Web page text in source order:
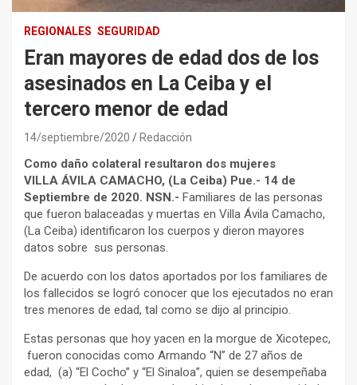
REGIONALES SEGURIDAD
Eran mayores de edad dos de los
asesinados en La Ceiba y el
tercero menor de edad
14/septiembre/2020 Redacción
Como daño colateral resultaron dos mujeres
VILLA ÁVILA CAMACHO, (La Ceiba) Pue.- 14 de
Septiembre de 2020. NSN.- Familiares de las personas
que fueron balaceadas y muertas en Villa Ávila Camacho,
(La Ceiba) identificaron los cuerpos y dieron mayores
datos sobre sus personas.
De acuerdo con los datos aportados por los familiares de
los fallecidos se logró conocer que los ejecutados no eran
tres menores de edad, tal como se dijo al principio.
Estas personas que hoy yacen en la morgue de Xicotepec,
fueron conocidas como Armando “N” de 27 años de
edad, (a) “El Cocho” y “El Sinaloa”, quien se desempeñaba